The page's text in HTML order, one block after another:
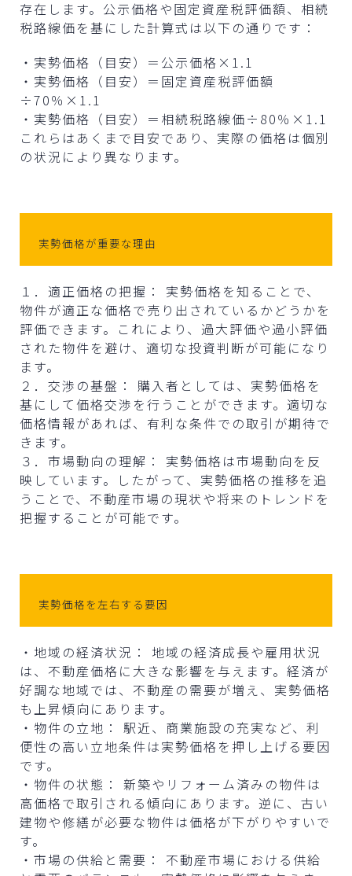
存在します。公示価格や固定資産税評価額、相続
税路線価を基にした計算式は以下の通りです：
・実勢価格（目安）＝公示価格×1.1
・実勢価格（目安）＝固定資産税評価額
÷70％×1.1
・実勢価格（目安）＝相続税路線価÷80％×1.1
これらはあくまで目安であり、実際の価格は個別
の状況により異なります。
実勢価格が重要な理由
１．適正価格の把握： 実勢価格を知ることで、
物件が適正な価格で売り出されているかどうかを
評価できます。これにより、過大評価や過小評価
された物件を避け、適切な投資判断が可能になり
ます。
２．交渉の基盤： 購入者としては、実勢価格を
基にして価格交渉を行うことができます。適切な
価格情報があれば、有利な条件での取引が期待で
きます。
３．市場動向の理解： 実勢価格は市場動向を反
映しています。したがって、実勢価格の推移を追
うことで、不動産市場の現状や将来のトレンドを
把握することが可能です。
実勢価格を左右する要因
・地域の経済状況： 地域の経済成長や雇用状況
は、不動産価格に大きな影響を与えます。経済が
好調な地域では、不動産の需要が増え、実勢価格
も上昇傾向にあります。
・物件の立地： 駅近、商業施設の充実など、利
便性の高い立地条件は実勢価格を押し上げる要因
です。
・物件の状態： 新築やリフォーム済みの物件は
高価格で取引される傾向にあります。逆に、古い
建物や修繕が必要な物件は価格が下がりやすいで
す。
・市場の供給と需要： 不動産市場における供給